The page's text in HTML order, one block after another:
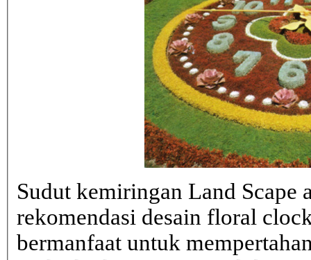
Sudut kemiringan Land Scape
rekomendasi desain floral
bermanfaat untuk